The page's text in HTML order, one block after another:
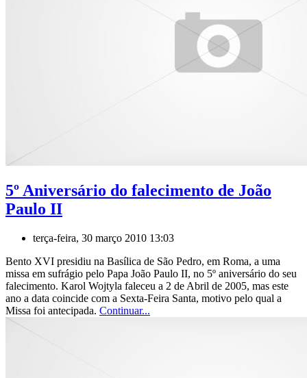
5º Aniversário do falecimento de João
Paulo II
terça-feira, 30 março 2010 13:03
Bento XVI presidiu na Basílica de São Pedro, em Roma, a uma
missa em sufrágio pelo Papa João Paulo II, no 5º aniversário do seu
falecimento. Karol Wojtyla faleceu a 2 de Abril de 2005, mas este
ano a data coincide com a Sexta-Feira Santa, motivo pelo qual a
Missa foi antecipada. Continuar...